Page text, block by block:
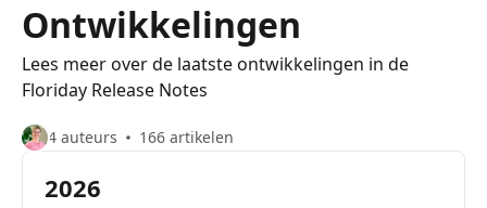
Ontwikkelingen
Lees meer over de laatste ontwikkelingen in de
Floriday Release Notes
4 auteurs 166 artikelen
2026